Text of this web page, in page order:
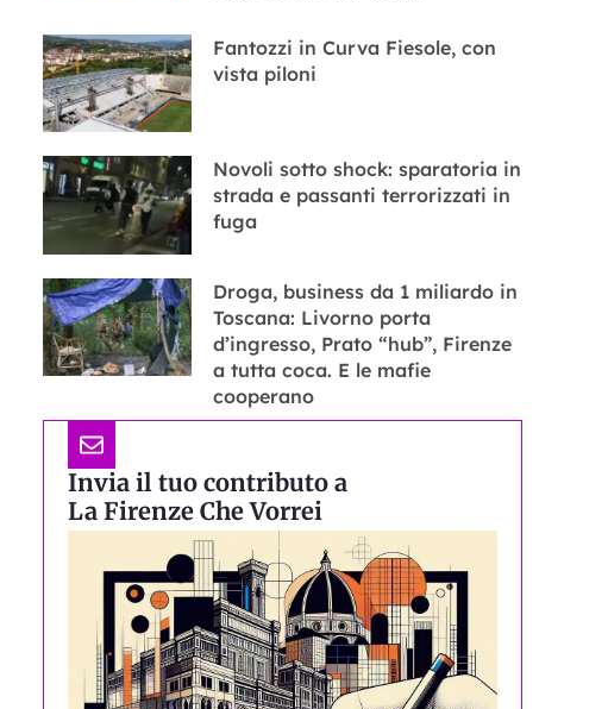
Fantozzi in Curva Fiesole, con
vista piloni
Novoli sotto shock: sparatoria in
strada e passanti terrorizzati in
fuga
Droga, business da 1 miliardo in
Toscana: Livorno porta
d’ingresso, Prato “hub”, Firenze
a tutta coca. E le mafie
cooperano
Invia il tuo contributo a
La Firenze Che Vorrei